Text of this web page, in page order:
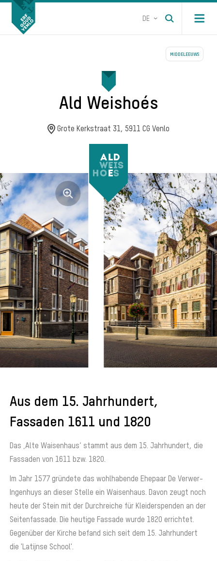
DE
Open
MIDDELEEUWS
Ald Weishoés
Grote Kerkstraat 31, 5911 CG Venlo
Aus dem 15. Jahrhundert,
Fassaden 1611 und 1820
Das ‚Alte Waisenhaus‘ stammt aus dem 15. Jahrhundert, die
Fassaden von 1611 bzw. 1820.
Im Jahr 1577 gründete das wohlhabende Ehepaar De Verwer-
Ingenhuys an dieser Stelle ein Waisenhaus. Davon zeugt noch
heute der Stein mit der Durchreiche für Kleiderspenden an der
Seitenfassade. Die heutige Fassade wurde 1820 errichtet.
Gegenüber der Kirche befand sich seit dem 15. Jahrhundert
die 'Latijnse School'.